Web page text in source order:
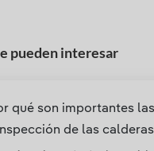
pueden interesar
qué son importantes
de las